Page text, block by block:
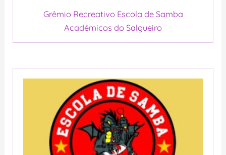
Grêmio Recreativo Escola de Samba
Acadêmicos do Salgueiro